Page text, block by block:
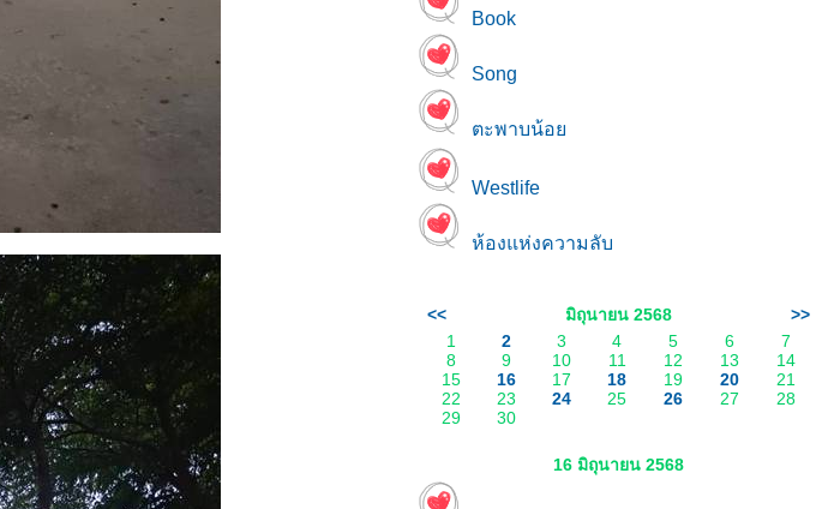
Book
Song
ตะพาบน้อ
Westlife
ห้องแห่งความลับ
<< มิถุนายน 2568
>>
1
2 3 4 5 6
7
8
9 10 11 12 13
14
15
16 17 18 19 20
21
22
23 24 25 26 27
28
29
30
16 มิถุนายน 2568